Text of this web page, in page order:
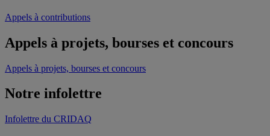
Appels à contributions
Appels à projets, bourses et concours
Appels à projets, bourses et concours
Notre infolettre
Infolettre du CRIDAQ